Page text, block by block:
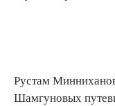
Рустам
Шамгуновых